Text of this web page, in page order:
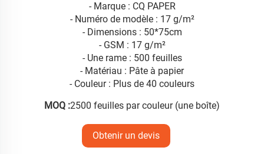
- Marque : CQ PAPER
- Numéro de modèle : 17 g/m²
- Dimensions : 50*75cm
- GSM : 17 g/m²
- Une rame : 500 feuilles
- Matériau : Pâte à papier
- Couleur : Plus de 40 couleurs
MOQ :2500 feuilles par couleur (une boîte)
Obtenir un devis